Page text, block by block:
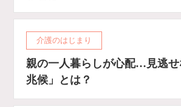
介護のはじまり
親の一人暮らしが心配…見逃
兆候」とは？